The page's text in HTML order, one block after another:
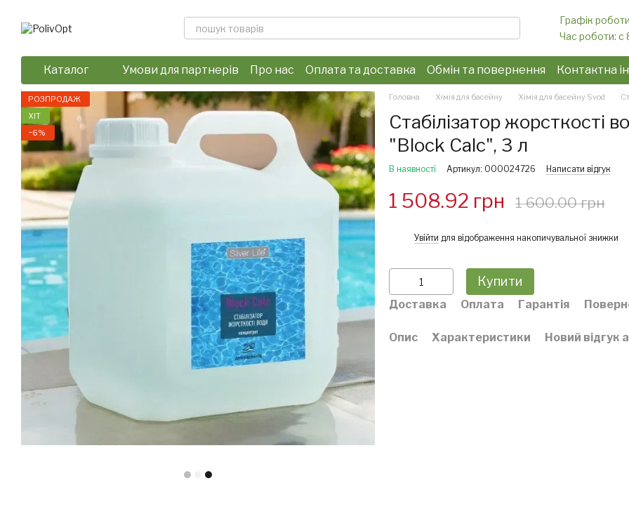
Графік
Час роботи: c
Каталог Умови для партнерів Про нас Оплата та доставка Обмін та повернення Контактна
Відгуки про магазин
Політика конфіденційності
РОЗПРОДАЖ
ХІТ
−6%
Головна Хімія для басейну Хімія для басейну Svod
Стабілізатор жорсткості
"Block Calc", 3 л
В наявності Артикул: 000024726 Написати відгук
1 508.92 грн 1 600.00 грн
Увійти для відображення накопичувальної знижки
Купити
Доставка Оплата Гарантія
Опис Характеристики Новий відгук